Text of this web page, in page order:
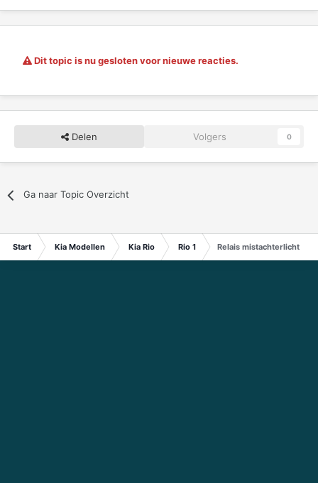
Dit topic is nu gesloten voor nieuwe reacties.
Delen Volgers 0
Ga naar Topic Overzicht
Start Kia Modellen Kia Rio Rio 1 Relais mistachterlicht